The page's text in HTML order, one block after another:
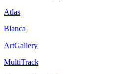
Atlas
Blanca
ArtGallery
MultiTrack